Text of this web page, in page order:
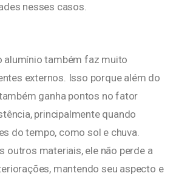
nesses casos.
alumínio também faz muito
externos. Isso porque além do
ganha pontos no fator
principalmente quando
do tempo, como sol e chuva.
outros materiais, ele não perde a
mantendo seu aspecto e